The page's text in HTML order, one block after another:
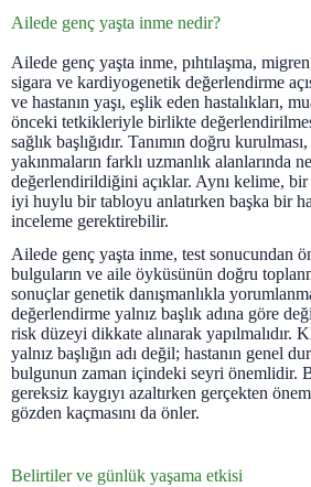
Ailede genç yaşta inme nedir?
Ailede genç yaşta inme, pıhtılaşma,
sigara ve kardiyogenetik değerlendirme
ve hastanın yaşı, eşlik eden hastalıkları,
önceki tetkikleriyle birlikte
sağlık başlığıdır. Tanımın doğru
yakınmaların farklı uzmanlık alanlarında
değerlendirildiğini açıklar. Aynı kelime,
iyi huylu bir tabloyu anlatırken başka bir
inceleme gerektirebilir.
Ailede genç yaşta inme, test sonucundan
bulguların ve aile öyküsünün doğru
sonuçlar genetik danışmanlıkla
değerlendirme yalnız başlık adına göre
risk düzeyi dikkate alınarak yapılmalıdır.
yalnız başlığın adı değil; hastanın genel
bulgunun zaman içindeki seyri önemlidir.
gereksiz kaygıyı azaltırken gerçekten
gözden kaçmasını da önler.
Belirtiler ve günlük yaşama etkisi